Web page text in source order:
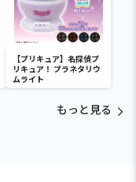
【プリキュア】名探偵プ
リキュア！ プラネタリウ
ムライト
もっと見る